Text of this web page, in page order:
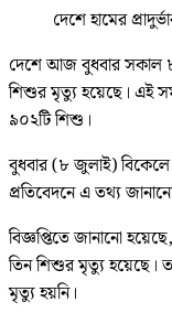
দেশে হামের
দেশে আজ বুধবার সকাল
শিশুর মৃত্যু হয়েছে। এই
৯০২টি শিশু।
বুধবার (৮ জুলাই) বিকেলে
প্রতিবেদনে এ তথ্য
বিজ্ঞপ্তিতে জানানো
তিন শিশুর মৃত্যু হয়েছে।
মৃত্যু হয়নি।